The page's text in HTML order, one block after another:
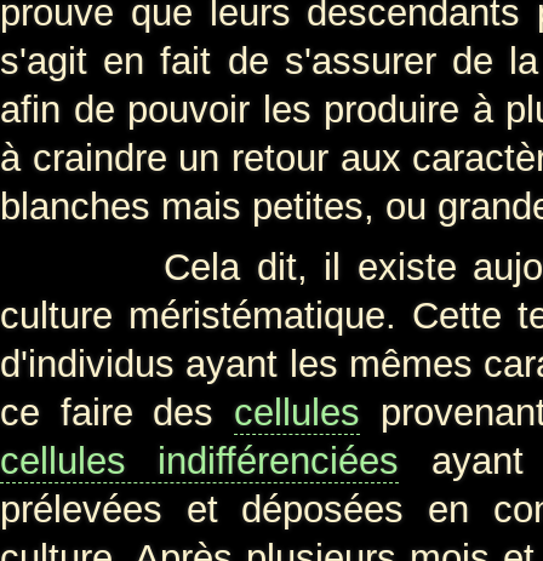
prouve que leurs
s'agit en fait de s'assurer de
afin de pouvoir les produire à
à craindre un retour aux
blanches mais petites, ou
Cela dit, il existe
culture méristématique. Cette
d'individus ayant les mêmes
ce faire des cellules
cellules indifférenciées ayant
prélevées et déposées en